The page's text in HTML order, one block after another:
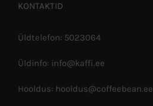
KONTAKTID
Üldtelefon: 5023064
Üldinfo: info@kaffi.ee
Hooldus: hooldus@coffeebean.ee